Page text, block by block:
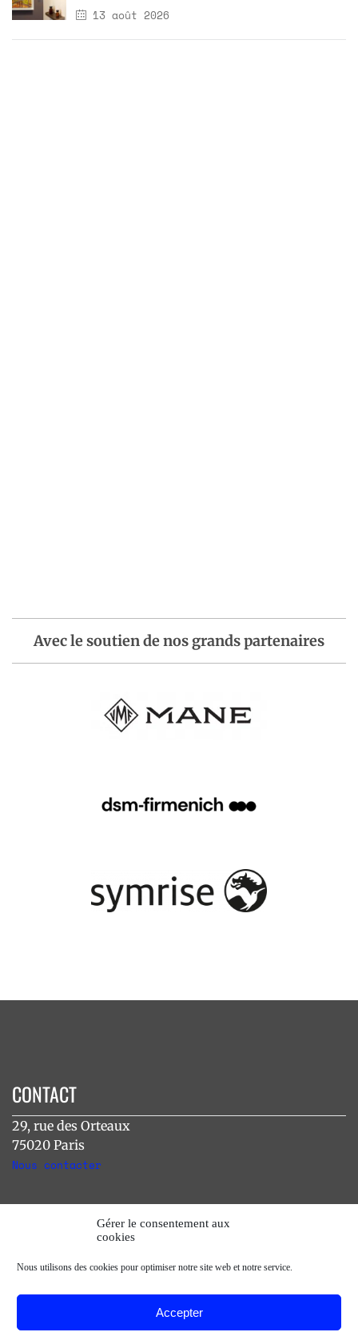
Gérer le consentement aux
cookies
Nous utilisons des cookies pour optimiser notre site web et notre service.
Accepter
13 août 2026
Avec le soutien de nos grands partenaires
CONTACT
29, rue des Orteaux
75020 Paris
Nous contacter